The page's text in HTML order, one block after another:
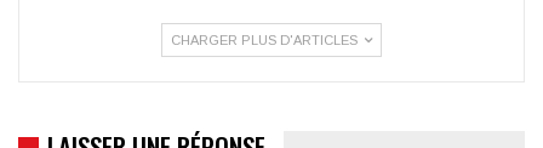
CHARGER PLUS D'ARTICLES